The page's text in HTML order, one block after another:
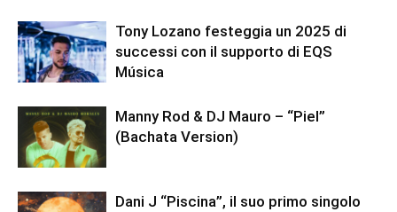
Tony Lozano festeggia un 2025 di
successi con il supporto di EQS
Música
Manny Rod & DJ Mauro – “Piel”
(Bachata Version)
Dani J “Piscina”, il suo primo singolo